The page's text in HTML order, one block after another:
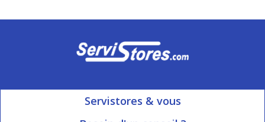
Servistores & vous